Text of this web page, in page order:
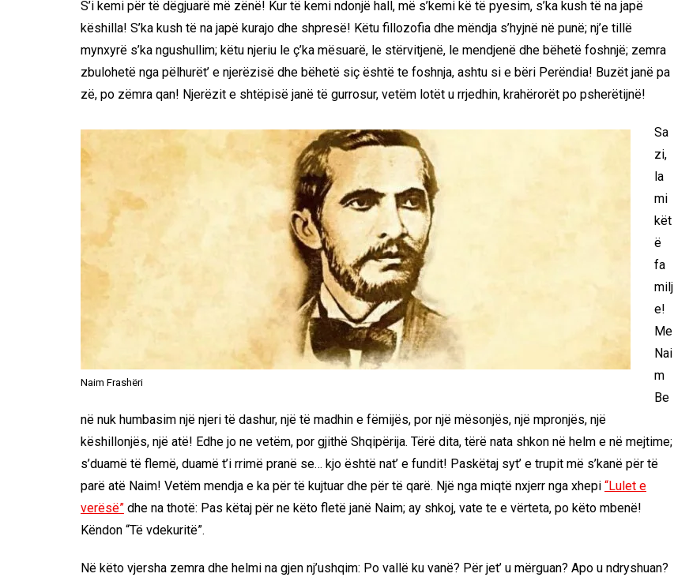
S’i kemi për të dëgjuarë më zënë! Kur të kemi ndonjë hall, më s’kemi kë të pyesim, s’ka kush të na japë
këshilla! S’ka kush të na japë kurajo dhe shpresë! Këtu fillozofia dhe mëndja s’hyjnë në punë; nj’e tillë
mynxyrë s’ka ngushullim; këtu njeriu le ç’ka mësuarë, le stërvitjenë, le mendjenë dhe bëhetë foshnjë; zemra
zbulohetë nga pëlhurët’ e njerëzisë dhe bëhetë siç është te foshnja, ashtu si e bëri Perëndia! Buzët janë pa
zë, po zëmra qan! Njerëzit e shtëpisë janë të gurrosur, vetëm lotët u rrjedhin, krahërorët po psherëtijnë!
Naim Frashëri
Sa
zi,
la
mi
kët
ë
fa
milj
e!
Me
Nai
m
Be
në nuk humbasim një njeri të dashur, një të madhin e fëmijës, por një mësonjës, një mpronjës, një
këshillonjës, një atë! Edhe jo ne vetëm, por gjithë Shqipërija. Tërë dita, tërë nata shkon në helm e në mejtime;
s’duamë të flemë, duamë t’i rrimë pranë se… kjo është nat’ e fundit! Paskëtaj syt’ e trupit më s’kanë për të
parë atë Naim! Vetëm mendja e ka për të kujtuar dhe për të qarë. Një nga miqtë nxjerr nga xhepi “Lulet e
verësë” dhe na thotë: Pas këtaj për ne këto fletë janë Naim; ay shkoj, vate te e vërteta, po këto mbenë!
Këndon “Të vdekuritë”.
Në këto vjersha zemra dhe helmi na gjen nj’ushqim: Po vallë ku vanë? Për jet’ u mërguan? Apo u ndryshuan?